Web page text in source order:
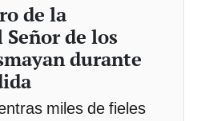
de la
de los
durante
miles de fieles